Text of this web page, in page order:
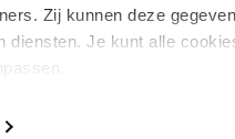
Zij kunnen deze
diensten. Je kunt alle
met